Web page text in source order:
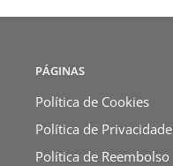
PÁGINAS
Política de Cookies
Política de Privacidade
Política de Reembolso